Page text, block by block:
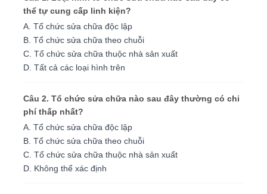
thể tự cung cấp linh kiện?
A. Tổ chức sửa chữa độc lập
B. Tổ chức sửa chữa theo chuỗi
C. Tổ chức sửa chữa thuộc nhà sản xuất
D. Tất cả các loại hình trên
Câu 2. Tổ chức sửa chữa nào sau đây thường có chi
phí thấp nhất?
A. Tổ chức sửa chữa độc lập
B. Tổ chức sửa chữa theo chuỗi
C. Tổ chức sửa chữa thuộc nhà sản xuất
D. Không thể xác định